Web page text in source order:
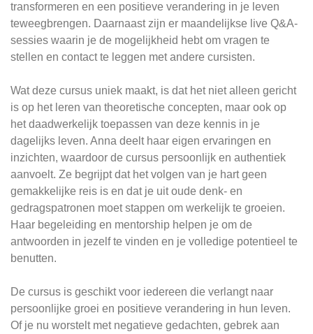
transformeren en een positieve verandering in je leven
teweegbrengen. Daarnaast zijn er maandelijkse live Q&A-
sessies waarin je de mogelijkheid hebt om vragen te
stellen en contact te leggen met andere cursisten.
Wat deze cursus uniek maakt, is dat het niet alleen gericht
is op het leren van theoretische concepten, maar ook op
het daadwerkelijk toepassen van deze kennis in je
dagelijks leven. Anna deelt haar eigen ervaringen en
inzichten, waardoor de cursus persoonlijk en authentiek
aanvoelt. Ze begrijpt dat het volgen van je hart geen
gemakkelijke reis is en dat je uit oude denk- en
gedragspatronen moet stappen om werkelijk te groeien.
Haar begeleiding en mentorship helpen je om de
antwoorden in jezelf te vinden en je volledige potentieel te
benutten.
De cursus is geschikt voor iedereen die verlangt naar
persoonlijke groei en positieve verandering in hun leven.
Of je nu worstelt met negatieve gedachten, gebrek aan